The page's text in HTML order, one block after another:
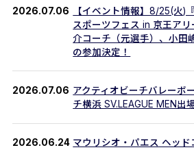
2026.07.06
【イベント情報】8/25(火)
スポーツフェス in 京王ア
介コーチ（元選手）、小田
の参加決定！
2026.07.06 アクティオビーチバレーボ
チ横浜 SV.LEAGUE MEN出
2026.06.24 マウリシオ・パエス ヘッ